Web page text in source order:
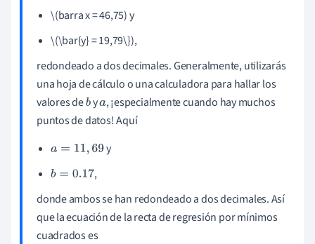
\(barra x = 46,75) y
\(\bar{y} = 19,79\}),
redondeado a dos decimales. Generalmente, utilizarás
una hoja de cálculo o una calculadora para hallar los
valores debya, ¡especialmente cuando hay muchos
puntos de datos! Aquí
a=11 ,69
y
b =0.17
,
donde ambos se han redondeado a dos decimales. Así
que la ecuación de la recta de regresión por mínimos
cuadrados es